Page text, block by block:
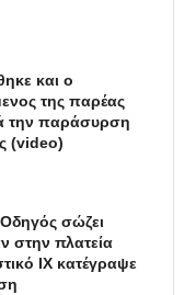
και ο
της παρέας
την παράσυρση
(video)
σώζει
στην πλατεία
ΙΧ κατέγραψε